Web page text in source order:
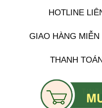
HOTLINE
GIAO HÀNG
THANH